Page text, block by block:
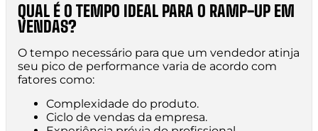
QUAL É O TEMPO IDEAL PARA O RAMP-UP EM
VENDAS?
O tempo necessário para que um vendedor atinja
seu pico de performance varia de acordo com
fatores como:
Complexidade do produto.
Ciclo de vendas da empresa.